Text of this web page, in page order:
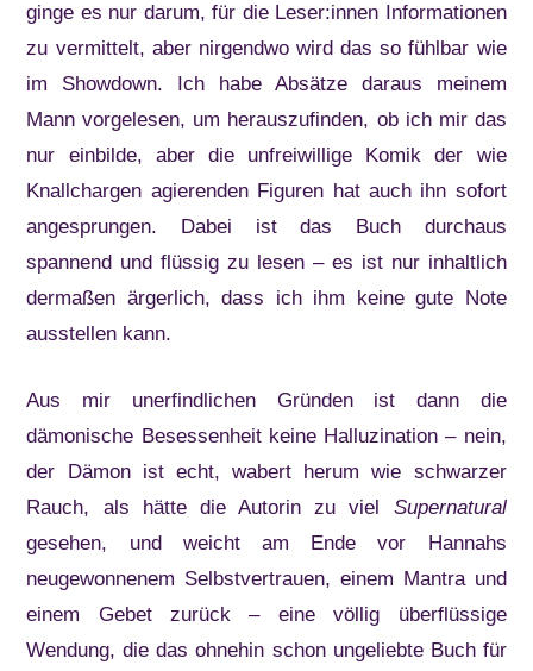
ginge es nur darum, für die Leser:innen Informationen
zu vermittelt, aber nirgendwo wird das so fühlbar wie
im Showdown. Ich habe Absätze daraus meinem
Mann vorgelesen, um herauszufinden, ob ich mir das
nur einbilde, aber die unfreiwillige Komik der wie
Knallchargen agierenden Figuren hat auch ihn sofort
angesprungen. Dabei ist das Buch durchaus
spannend und flüssig zu lesen – es ist nur inhaltlich
dermaßen ärgerlich, dass ich ihm keine gute Note
ausstellen kann.
Aus mir unerfindlichen Gründen ist dann die
dämonische Besessenheit keine Halluzination – nein,
der Dämon ist echt, wabert herum wie schwarzer
Rauch, als hätte die Autorin zu viel Supernatural
gesehen, und weicht am Ende vor Hannahs
neugewonnenem Selbstvertrauen, einem Mantra und
einem Gebet zurück – eine völlig überflüssige
Wendung, die das ohnehin schon ungeliebte Buch für